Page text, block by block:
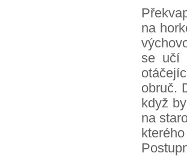
na
se učí
obruč.
když
na